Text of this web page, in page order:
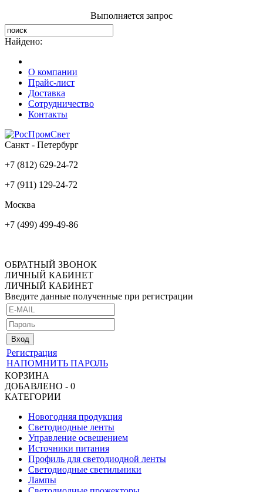
Выполняется запрос
Найдено:
О компании
Прайс-лист
Доставка
Сотрудничество
Контакты
Санкт - Петербург
+7 (812) 629-24-72
+7 (911) 129-24-72
Москва
+7 (499) 499-49-86
ОБРАТНЫЙ ЗВОНОК
ЛИЧНЫЙ КАБИНЕТ
ЛИЧНЫЙ КАБИНЕТ
Введите данные полученные при регистрации
Регистрация
НАПОМНИТЬ ПАРОЛЬ
КОРЗИНА
ДОБАВЛЕНО - 0
КАТЕГОРИИ
Новогодняя продукция
Светодиодные ленты
Управление освещением
Источники питания
Профиль для светодиодной ленты
Светодиодные светильники
Лампы